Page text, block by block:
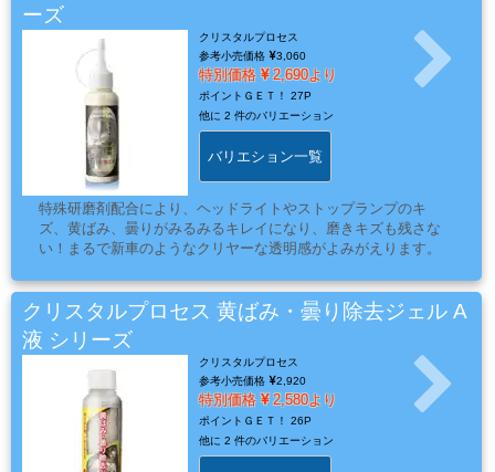
系
ッ
シ
Mack
Brush
ーズ
クリスタルプロセス
参考小売価格
3,060
特別価格 2,690より
ポイントＧＥＴ！ 27P
他に 2 件のバリエーション
バリエション一覧
特殊研磨剤配合により、ヘッドライトやストップランプのキ
ズ、黄ばみ、曇りがみるみるキレイになり、磨きキズも残さな
い！まるで新車のようなクリヤーな透明感がよみがえります。
クリスタルプロセス 黄ばみ・曇り除去ジェル A
液 シリーズ
クリスタルプロセス
参考小売価格
2,920
特別価格 2,580より
ポイントＧＥＴ！ 26P
他に 2 件のバリエーション